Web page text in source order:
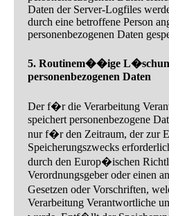
Daten der Server-Logfiles
durch eine betroffene Person
personenbezogenen Daten
5. Routinem��ige
personenbezogenen Daten
Der f�r die Verarbeitung
speichert personenbezogene
nur f�r den Zeitraum, der zur
Speicherungszwecks
durch den Europ�ischen
Verordnungsgeber oder einen
Gesetzen oder Vorschriften,
Verarbeitung Verantwortliche